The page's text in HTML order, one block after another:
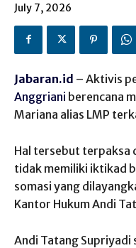
July 7, 2026
Jabaran.id – Aktivis
Anggriani berencana
Mariana alias LMP
Hal tersebut terpaksa
tidak memiliki iktikad
somasi yang
Kantor Hukum Andi
Andi Tatang Supriyadi